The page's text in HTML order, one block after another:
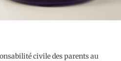
civile des parents au